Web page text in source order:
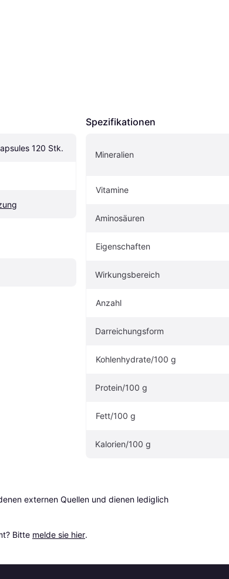
120 Stk.
Spezifikationen
Mineralien
Vitamine
Aminosäuren
Eigen­schaften
Wirkungsbereich
Anzahl
Darreichungsform
Kohlenhydrate/100 g
Protein/100 g
Fett/100 g
Kalorien/100 g
externen Quellen und dienen lediglich
Bitte melde sie hier.